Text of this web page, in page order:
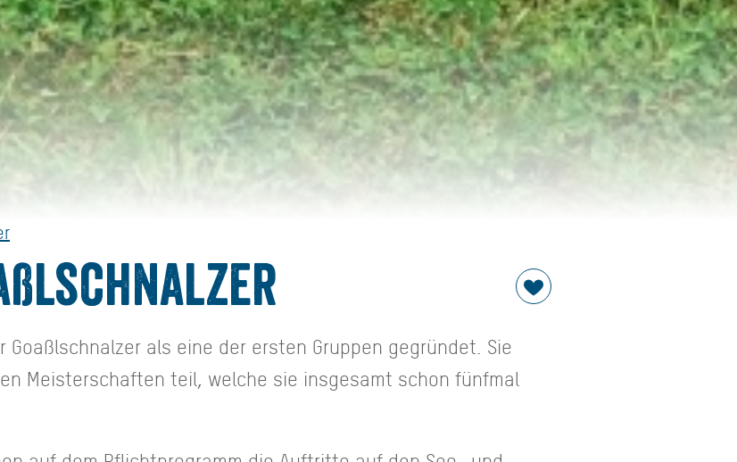
Goaßlschnalzer als eine der ersten Gruppen gegründet. Sie
Meisterschaften teil, welche sie insgesamt schon fünfmal